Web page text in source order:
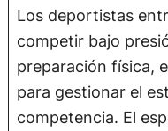
Los deportistas
competir bajo
preparación física,
para gestionar el
competencia. El